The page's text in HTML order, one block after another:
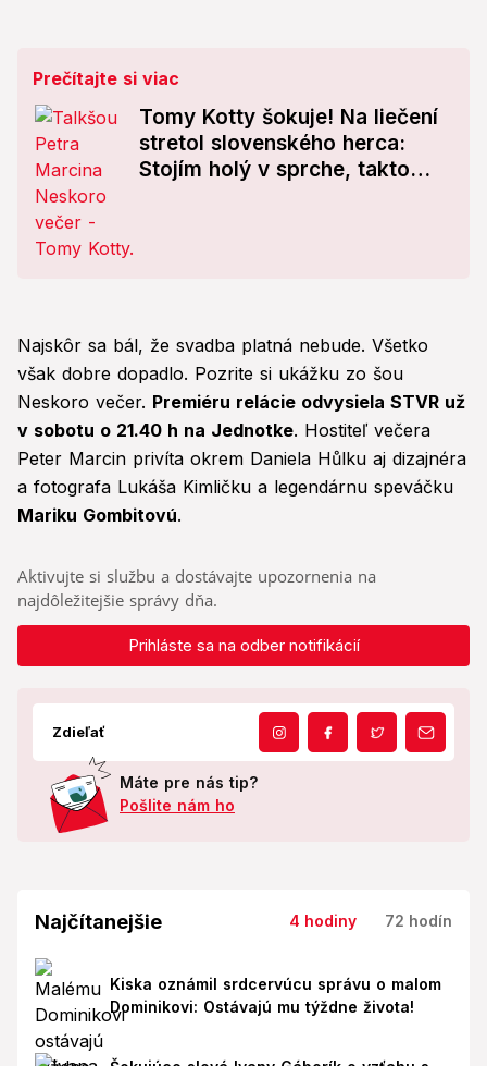
Prečítajte si viac
Tomy Kotty šokuje! Na liečení
stretol slovenského herca:
Stojím holý v sprche, takto
Najskôr sa bál, že svadba platná nebude. Všetko
však dobre dopadlo. Pozrite si ukážku zo šou
Neskoro večer. Premiéru relácie odvysiela STVR už
v sobotu o 21.40 h na Jednotke. Hostiteľ večera
Peter Marcin privíta okrem Daniela Hůlku aj dizajnéra
a fotografa Lukáša Kimličku a legendárnu speváčku
Mariku Gombitovú.
Aktivujte si službu a dostávajte upozornenia na
najdôležitejšie správy dňa.
Prihláste sa na odber notifikácií
Zdieľať
Máte pre nás tip?
Pošlite nám ho
Najčítanejšie 4 hodiny 72 hodín
Kiska oznámil srdcervúcu správu o malom
Dominikovi: Ostávajú mu týždne života!